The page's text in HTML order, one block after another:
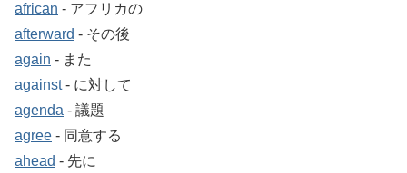
african ‐ アフリカの
afterward ‐ その後
again ‐ また
against‐ に対して
agenda ‐ 議題
agree ‐ 同意する
ahead ‐ 先に